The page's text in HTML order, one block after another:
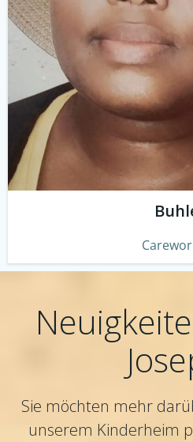
Sie möchten mehr
unserem Kinderheim